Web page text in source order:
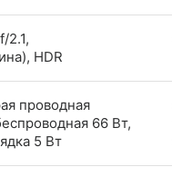
2.1,
HDR
проводная
66 Вт,
5 Вт